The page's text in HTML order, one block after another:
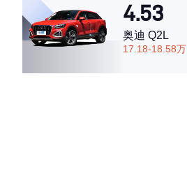
4.53
奥迪 Q2L
17.18-18.58万